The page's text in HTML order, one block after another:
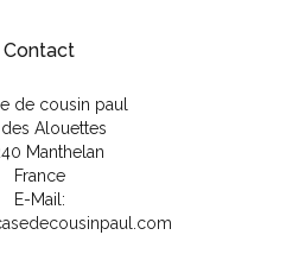
Contact
de cousin paul
Alouettes
Manthelan
France
E-Mail: